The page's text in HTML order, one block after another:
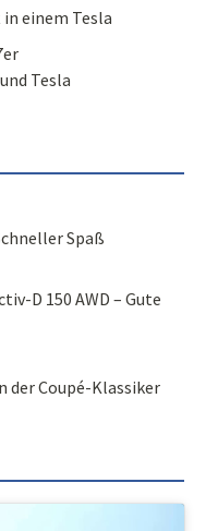
einem Tesla
Tesla
Spaß
D 150 AWD – Gute
der Coupé-Klassiker